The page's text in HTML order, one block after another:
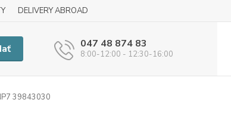
DELIVERY ABROAD
047 48 874 83
8:00-12:00 - 12:30-16:00
39843030